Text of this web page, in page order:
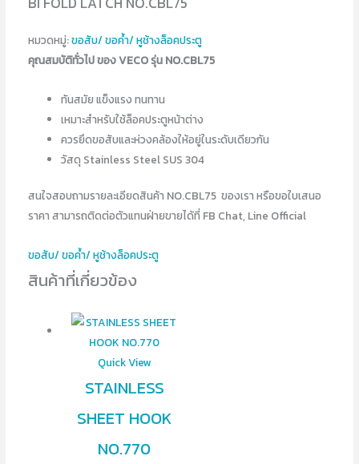
หมวดหมู่:ขอสับ/ ขอค้ำ/ หูช้างล็อคประตู
คุณสมบัติทั่วไป ของ VECO รุ่น NO.CBL75
ทันสมัย แข็งแรง ทนทาน
เหมาะสำหรับใช้ล็อคประตูหน้าต่าง
ควรยึดขอสับและห่วงคล้องให้อยู่ในระดับเดียวกัน
วัสดุ Stainless Steel SUS 304
สนใจสอบถามรายละเอียดสินค้า NO.CBL75 ของเรา หรือขอใบเสนอ
ราคา สามารถติดต่อตัวแทนฝ่ายขายได้ที่ FB Chat, Line Official
ขอสับ/ ขอค้ำ/ หูช้างล็อคประตู
สินค้าที่เกี่ยวข้อง
Quick View
STAINLESS
SHEET HOOK
NO.770